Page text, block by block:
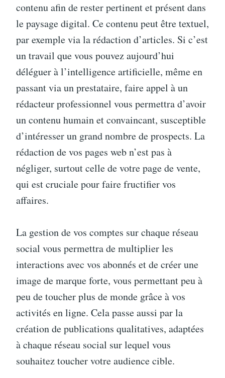
contenu afin de rester pertinent et présent dans
le paysage digital. Ce contenu peut être textuel,
par exemple via la rédaction d’articles. Si c’est
un travail que vous pouvez aujourd’hui
déléguer à l’intelligence artificielle, même en
passant via un prestataire, faire appel à un
rédacteur professionnel vous permettra d’avoir
un contenu humain et convaincant, susceptible
d’intéresser un grand nombre de prospects. La
rédaction de vos pages web n’est pas à
négliger, surtout celle de votre page de vente,
qui est cruciale pour faire fructifier vos
affaires.
La gestion de vos comptes sur chaque réseau
social vous permettra de multiplier les
interactions avec vos abonnés et de créer une
image de marque forte, vous permettant peu à
peu de toucher plus de monde grâce à vos
activités en ligne. Cela passe aussi par la
création de publications qualitatives, adaptées
à chaque réseau social sur lequel vous
souhaitez toucher votre audience cible.